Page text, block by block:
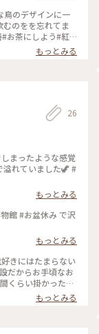
鳥のデザインに一
のをを忘れてま
お茶にしよう#紅
もっとみる
26
まったような感覚
溢れていました🦖 #
もっとみる
で沢
もっとみる
きにはたまらない
だからお手頃なお
くらい掛かったか
ブンのコンビニで
は地下一階から見
もっとみる